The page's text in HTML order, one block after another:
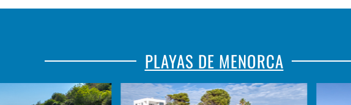
PLAYAS DE MENORCA